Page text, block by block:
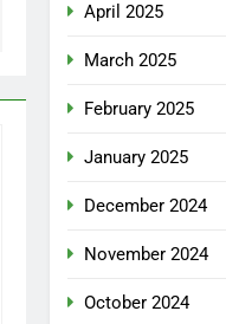
April 2025
March 2025
February 2025
January 2025
December 2024
November 2024
October 2024